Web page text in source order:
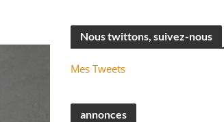
Nous twittons, suivez-nous
Mes Tweets
annonces